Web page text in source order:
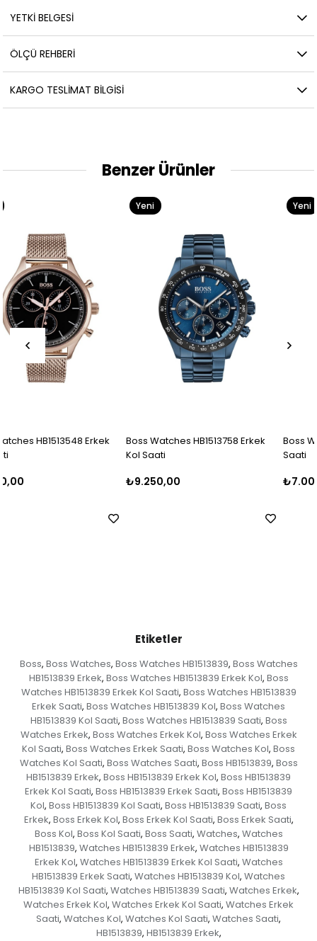
YETKİ BELGESİ
ÖLÇÜ REHBERI
KARGO TESLIMAT BILGISI
Benzer Ürünler
Boss Watches HB1513758 Erkek
₺9.250,00
Boss Watches HB1513811 Erkek
₺7.000,00
Etiketler
Boss, Boss Watches, Boss Watches HB1513839, Boss Watches
HB1513839 Erkek, Boss Watches HB1513839 Erkek Kol, Boss
Watches HB1513839 Erkek Kol Saati, Boss Watches HB1513839
Erkek Saati, Boss Watches HB1513839 Kol, Boss Watches
HB1513839 Kol Saati, Boss Watches HB1513839 Saati, Boss
Watches Erkek, Boss Watches Erkek Kol, Boss Watches Erkek
Kol Saati, Boss Watches Erkek Saati, Boss Watches Kol, Boss
Watches Kol Saati, Boss Watches Saati, Boss HB1513839, Boss
HB1513839 Erkek, Boss HB1513839 Erkek Kol, Boss HB1513839
Erkek Kol Saati, Boss HB1513839 Erkek Saati, Boss HB1513839
Kol, Boss HB1513839 Kol Saati, Boss HB1513839 Saati, Boss
Erkek, Boss Erkek Kol, Boss Erkek Kol Saati, Boss Erkek Saati,
Boss Kol, Boss Kol Saati, Boss Saati, Watches, Watches
HB1513839, Watches HB1513839 Erkek, Watches HB1513839
Erkek Kol, Watches HB1513839 Erkek Kol Saati, Watches
HB1513839 Erkek Saati, Watches HB1513839 Kol, Watches
HB1513839 Kol Saati, Watches HB1513839 Saati, Watches Erkek,
Watches Erkek Kol, Watches Erkek Kol Saati, Watches Erkek
Saati, Watches Kol, Watches Kol Saati, Watches Saati,
HB1513839, HB1513839 Erkek,